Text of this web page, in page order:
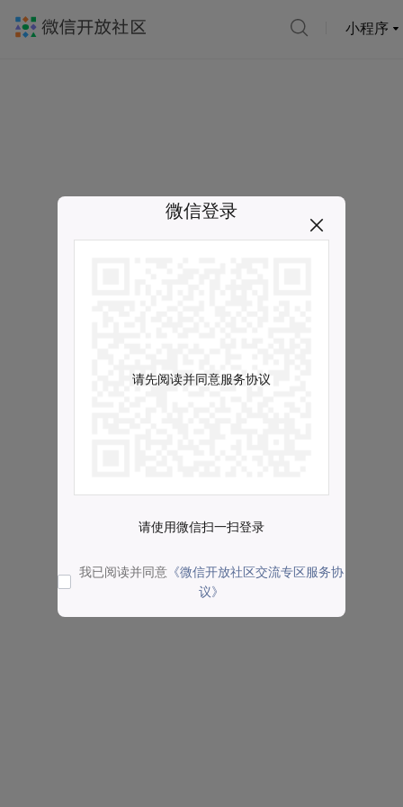
小程序
微信登录
请先阅读并同意服务协议
请使用微信扫一扫登录
我已阅读并同意 《微信开放社区交流专区服务协
议》